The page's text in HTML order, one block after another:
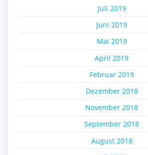
Juli 2019
Juni 2019
Mai 2019
April 2019
Februar 2019
Dezember 2018
November 2018
September 2018
August 2018